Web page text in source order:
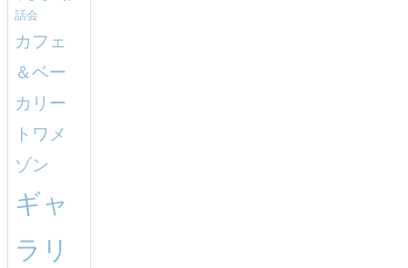
話会
カフェ
＆ベー
カリー
トワメ
ゾン
ギャ
ラリ